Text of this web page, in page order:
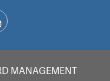
MANAGEMENT